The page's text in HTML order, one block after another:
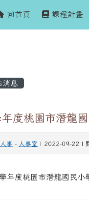
回首頁 課程計畫
息
度桃園市潛龍
人事 - 人事室 | 2022-09-22 |
年度桃園市潛龍國民小